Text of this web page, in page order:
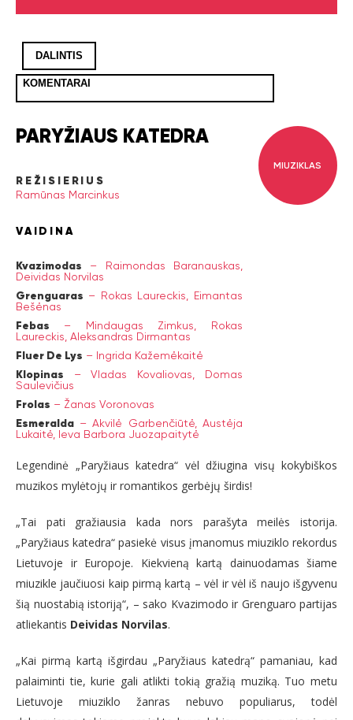
DALINTIS
KOMENTARAI
PARYŽIAUS KATEDRA
REŽISIERIUS
Ramūnas Marcinkus
VAIDINA
Kvazimodas – Raimondas Baranauskas,
Deividas Norvilas
Grenguaras – Rokas Laureckis, Eimantas
Bešėnas
Febas – Mindaugas Zimkus, Rokas
Laureckis, Aleksandras Dirmantas
Fluer De Lys – Ingrida Kažemėkaitė
Klopinas –Vladas Kovaliovas, Domas
Saulevičius
Frolas – Žanas Voronovas
Esmeralda –Akvilė Garbenčiūtė, Austėja
Lukaitė, Ieva Barbora Juozapaitytė
MIUZIKLAS
Legendinė „Paryžiaus katedra“ vėl džiugina visų kokybiškos
muzikos mylėtojų ir romantikos gerbėjų širdis!
„Tai pati gražiausia kada nors parašyta meilės istorija.
„Paryžiaus katedra“ pasiekė visus įmanomus miuziklo rekordus
Lietuvoje ir Europoje. Kiekvieną kartą dainuodamas šiame
miuzikle jaučiuosi kaip pirmą kartą – vėl ir vėl iš naujo išgyvenu
šią nuostabią istoriją“, – sako Kvazimodo ir Grenguaro partijas
atliekantis Deividas Norvilas.
„Kai pirmą kartą išgirdau „Paryžiaus katedrą“ pamaniau, kad
palaiminti tie, kurie gali atlikti tokią gražią muziką. Tuo metu
Lietuvoje miuziklo žanras nebuvo populiarus, todėl